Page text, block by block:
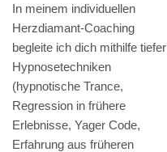
In meinem individuellen
Herzdiamant-Coaching
begleite ich dich mithilfe tiefer
Hypnosetechniken
(hypnotische Trance,
Regression in frühere
Erlebnisse, Yager Code,
Erfahrung aus früheren